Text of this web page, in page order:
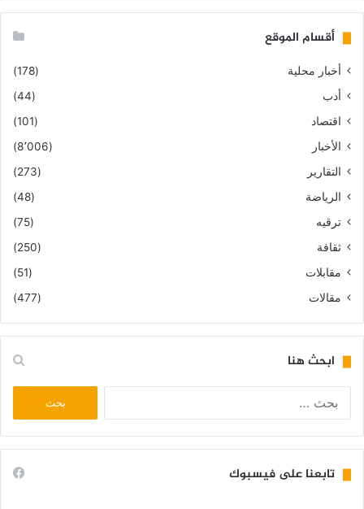
أقسام الموقع
أخبار محلية
(178)
أدب
(44)
اقتصاد
(101)
الأخبار
(8٬006)
التقارير
(273)
الرياضة
(48)
ترقيه
(75)
ثقافة
(250)
مقابلات
(51)
مقالات
(477)
ابحث هنا
تابعنا على فيسبوك